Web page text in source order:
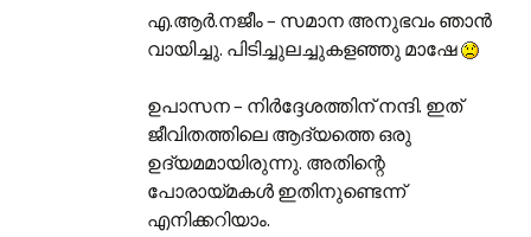
എ.ആര്‍.നജീം – സമാന അനുഭവം ഞാന്‍
വായിച്ചു. പിടിച്ചുലച്ചുകളഞ്ഞു മാഷേ
ഉപാസന – നിര്‍ദ്ദേശത്തിന് നന്ദി. ഇത്
ജീവിതത്തിലെ ആദ്യത്തെ ഒരു
ഉദ്യമമായിരുന്നു. അതിന്റെ
പോരായ്മകള്‍ ഇതിനുണ്ടെന്ന്
എനിക്കറിയാം.